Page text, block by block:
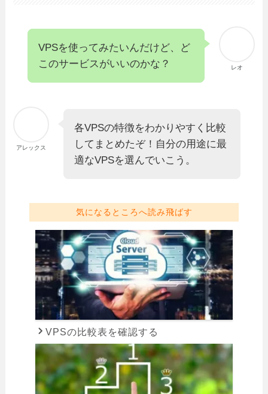
レオ
VPSを使ってみたいんだけど、ど
このサービスがいいのかな？
アレックス
各VPSの特徴をわかりやすく比較
してまとめたぞ！自分の用途に最
適なVPSを選んでいこう。
気になるところへ読み飛ばす
VPSの比較表を確認する